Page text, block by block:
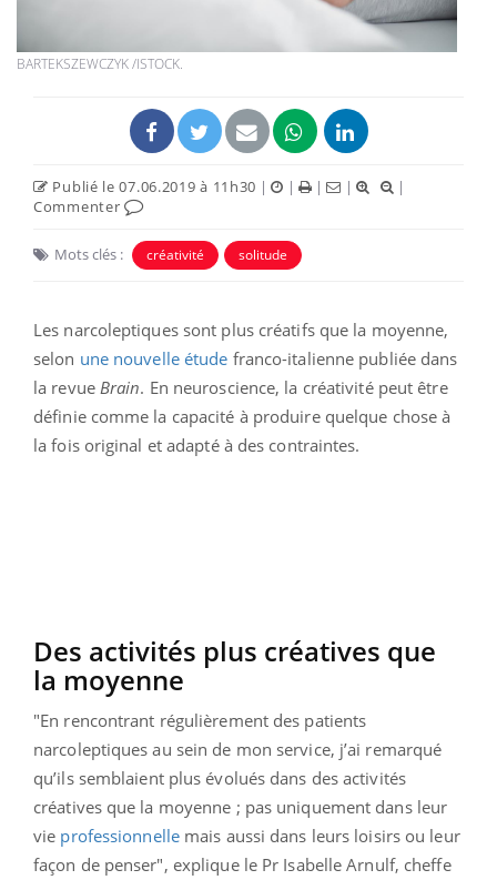
BARTEKSZEWCZYK /ISTOCK.
Publié le 07.06.2019 à 11h30 | | | |
|
Commenter
Mots clés : créativité solitude
Les narcoleptiques sont plus créatifs que la moyenne,
selon une nouvelle étude franco-italienne publiée dans
la revue Brain. En neuroscience, la créativité peut être
définie comme la capacité à produire quelque chose à
la fois original et adapté à des contraintes.
Des activités plus créatives que
la moyenne
"En rencontrant régulièrement des patients
narcoleptiques au sein de mon service, j’ai remarqué
qu’ils semblaient plus évolués dans des activités
créatives que la moyenne ; pas uniquement dans leur
vie professionnellemais aussi dans leurs loisirs ou leur
façon de penser", explique le Pr Isabelle Arnulf, cheffe